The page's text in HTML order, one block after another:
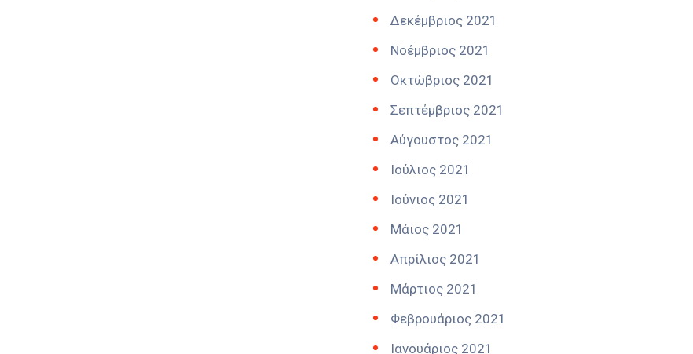
Δεκέμβριος 2021
Νοέμβριος 2021
Οκτώβριος 2021
Σεπτέμβριος 2021
Αύγουστος 2021
Ιούλιος 2021
Ιούνιος 2021
Μάιος 2021
Απρίλιος 2021
Μάρτιος 2021
Φεβρουάριος 2021
Ιανουάριος 2021